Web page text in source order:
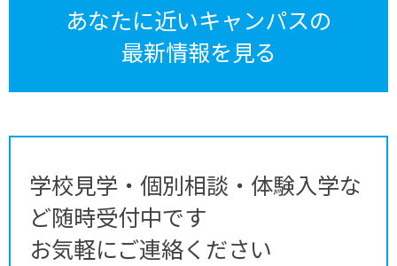
あなたに近いキャンパスの
最新情報を見る
学校見学・個別相談・体験入学な
ど随時受付中です
お気軽にご連絡ください